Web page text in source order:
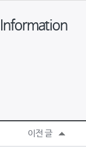
Information
이전 글